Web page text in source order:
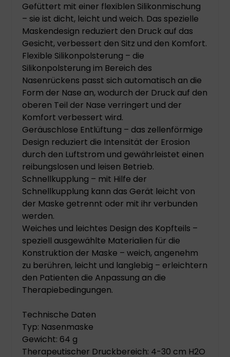
Gefüttert mit einer flexiblen Silikonmischung
– sie ist dicht, leicht und weich. Das spezielle
Maskendesign reduziert den Druck auf das
Gesicht, verbessert den Sitz und den Komfort.
Flexible Silikonpolsterung – die
Silikonpolsterung im Bereich des
Nasenrückens passt sich automatisch an die
Form der Nase an, wodurch der Druck auf den
oberen Teil der Nase verringert und der
Komfort verbessert wird.
Geräuschlose Entlüftung – das zellenförmige
Design reduziert die Intensität der Erosion
durch den Luftstrom und gewährleistet einen
reibungslosen und leisen Betrieb.
Schnellkupplung – mit Hilfe der
Schnellkupplung kann das Gerät leicht von
der Maske getrennt oder mit ihr verbunden
werden.
Weiches und leichtes Design des Kopfteils –
speziell ausgewählte Materialien für die
Konstruktion der Maske – weich, angenehm
zu berühren, leicht und langlebig – erleichtern
den Patienten die Anpassung an die
Therapiebedingungen.
Technische Daten
Typ: Nasenmaske
Gewicht: 64 g
Therapeutischer Druckbereich: 4-30 cm H2O